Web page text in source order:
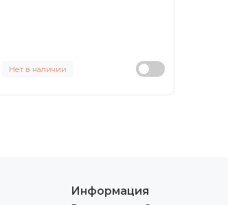
Нет в наличии
Информация